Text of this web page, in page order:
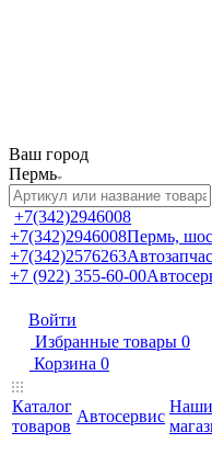
Ваш город
Пермь
+7(342)2946008
+7(342)2946008Пермь,
+7(342)2576263
+7 (922) 355-60-00
Войти
Избранные товары 0
Корзина 0
Каталог
товаров
Автосервис
Наши